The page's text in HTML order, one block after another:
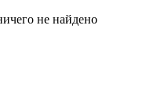
не найдено